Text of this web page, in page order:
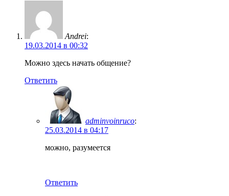
Andrei:
19.03.2014 в 00:32
Можно здесь начать общение?
Ответить
adminvoinruco:
25.03.2014 в 04:17
можно, разумеется
Ответить